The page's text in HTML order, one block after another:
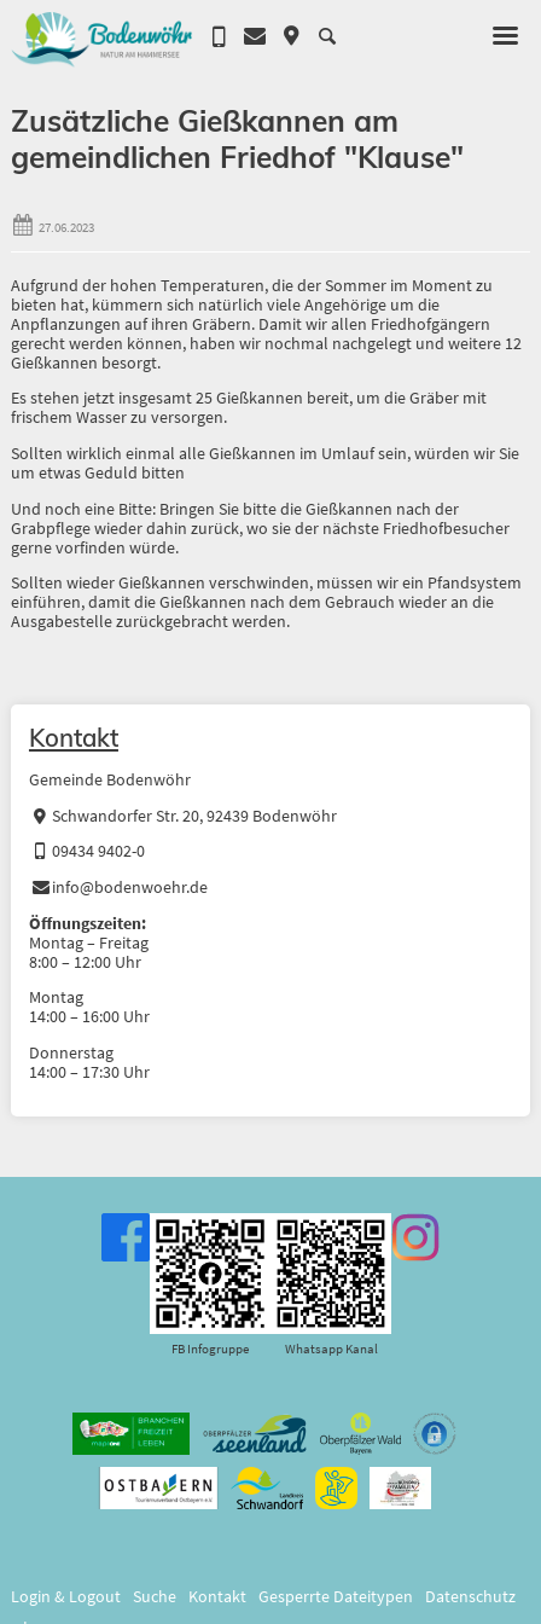
Zusätzliche Gießkannen am
gemeindlichen Friedhof "Klause"
27.06.2023
Aufgrund der hohen Temperaturen, die der Sommer im Moment zu
bieten hat, kümmern sich natürlich viele Angehörige um die
Anpflanzungen auf ihren Gräbern. Damit wir allen Friedhofgängern
gerecht werden können, haben wir nochmal nachgelegt und weitere 12
Gießkannen besorgt.
Es stehen jetzt insgesamt 25 Gießkannen bereit, um die Gräber mit
frischem Wasser zu versorgen.
Sollten wirklich einmal alle Gießkannen im Umlauf sein, würden wir Sie
um etwas Geduld bitten
Und noch eine Bitte: Bringen Sie bitte die Gießkannen nach der
Grabpflege wieder dahin zurück, wo sie der nächste Friedhofbesucher
gerne vorfinden würde.
Sollten wieder Gießkannen verschwinden, müssen wir ein Pfandsystem
einführen, damit die Gießkannen nach dem Gebrauch wieder an die
Ausgabestelle zurückgebracht werden.
Kontakt
Gemeinde Bodenwöhr
Schwandorfer Str. 20, 92439 Bodenwöhr
09434 9402-0
info@bodenwoehr.de
Öffnungszeiten:
Montag – Freitag
8:00 – 12:00 Uhr
Montag
14:00 – 16:00 Uhr
Donnerstag
14:00 – 17:30 Uhr
FB Infogruppe Whatsapp Kanal
Login & Logout Suche Kontakt Gesperrte Dateitypen
Datenschutz